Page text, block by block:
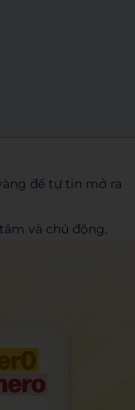
để tự tin mở ra
và chủ động.